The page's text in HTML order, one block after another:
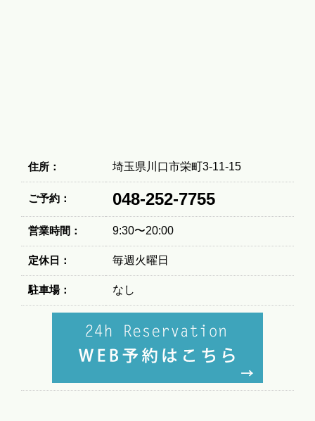
住所： 埼玉県川口市栄町3-11-15
ご予約： 048-252-7755
営業時間： 9:30〜20:00
定休日： 毎週火曜日
駐車場： なし